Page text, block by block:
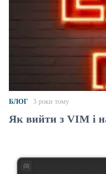
БЛОГ 3 роки тому
Як вийти з VIM і